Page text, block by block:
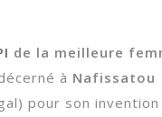
de la meilleure
à Nafissatou
pour son